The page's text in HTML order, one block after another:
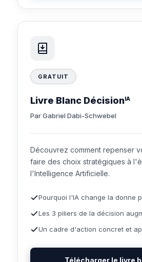
GRATUIT
Livre Blanc Décision IA
Par Gabriel Dabi-Schwebel
Découvrez comment repenser
faire des choix stratégiques à
l'Intelligence Artificielle.
Pourquoi l'IA change la donne
Les 3 piliers de la décision
Un cadre d'action concret et
Télécharger le livre